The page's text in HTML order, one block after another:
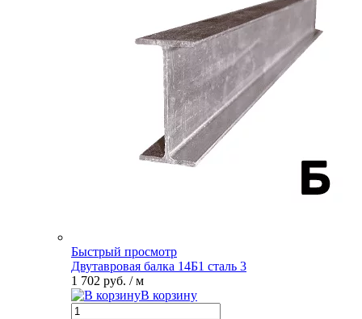
Быстрый просмотр
Двутавровая балка 14Б1 сталь 3
1 702 руб. / м
В корзину